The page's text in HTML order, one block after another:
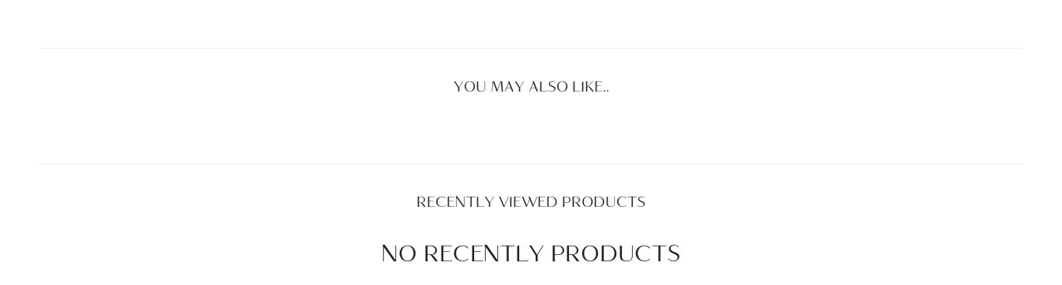
YOU MAY ALSO LIKE..
RECENTLY VIEWED PRODUCTS
NO RECENTLY PRODUCTS